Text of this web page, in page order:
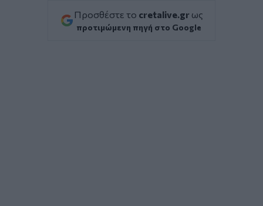
Προσθέστε το cretalive.gr ως
προτιμώμενη πηγή στο Google